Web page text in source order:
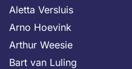
Aletta Versluis
Arno Hoevink
Arthur Weesie
Bart van Luling